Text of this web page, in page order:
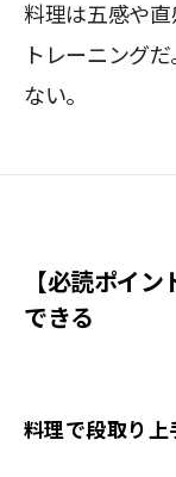
料理は五感や
トレーニング
ない。
【必読ポイ
できる
料理で段取り上